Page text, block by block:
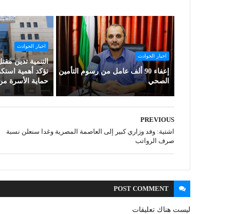
اخبار الحوادث
إعفاء 90 ألف عامل من رسوم التأمين
الصحي
اخبار الحوادث
التنمية تدين
تؤكد أهمية
حماية الأسرة
PREVIOUS
اشتية: وفد وزاري كبير إلى العاصمة المصرية وغدا سنعلن نسبة
صرف الرواتب
POST COMMENT
ليست هناك تعليقات